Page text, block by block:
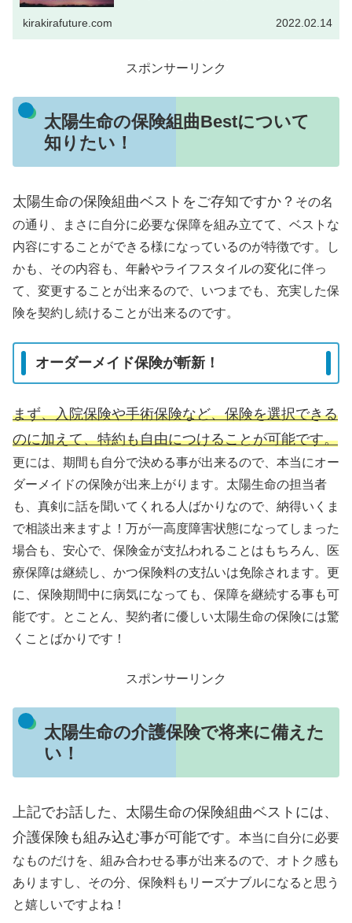
kirakirafuture.com 2022.02.14
スポンサーリンク
太陽生命の保険組曲Bestについて
知りたい！
太陽生命の保険組曲ベストをご存知ですか？ その名
の通り、まさに自分に必要な保障を組み立てて、ベストな
内容にすることができる様になっているのが特徴です。し
かも、その内容も、年齢やライフスタイルの変化に伴っ
て、変更することが出来るので、いつまでも、充実した保
険を契約し続けることが出来るのです。
オーダーメイド保険が斬新！
まず、入院保険や手術保険など、保険を選択できる
のに加えて、特約も自由につけることが可能です。
更には、期間も自分で決める事が出来るので、本当にオー
ダーメイドの保険が出来上がります。太陽生命の担当者
も、真剣に話を聞いてくれる人ばかりなので、納得いくま
で相談出来ますよ！万が一高度障害状態になってしまった
場合も、安心で、保険金が支払われることはもちろん、医
療保障は継続し、かつ保険料の支払いは免除されます。更
に、保険期間中に病気になっても、保障を継続する事も可
能です。とことん、契約者に優しい太陽生命の保険には驚
くことばかりです！
スポンサーリンク
太陽生命の介護保険で将来に備えた
い！
上記でお話した、太陽生命の保険組曲ベストには、
介護保険も組み込む事が可能です。 本当に自分に必要
なものだけを、組み合わせる事が出来るので、オトク感も
ありますし、その分、保険料もリーズナブルになると思う
と嬉しいですよね！